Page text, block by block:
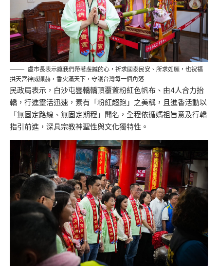
盧市長表示讓我們帶著虔誠的心，祈求國泰民安、所求如願，也祝福
拱天宮神威顯赫，香火滿天下，守護台灣每一個角落
民政局表示，白沙屯鑾轎轎頂覆蓋粉紅色帆布、由4人合力抬
轎，行進靈活迅速，素有「粉紅超跑」之美稱，且進香活動以
「無固定路線、無固定期程」聞名，全程依循媽祖旨意及行轎
指引前進，深具宗教神聖性與文化獨特性。